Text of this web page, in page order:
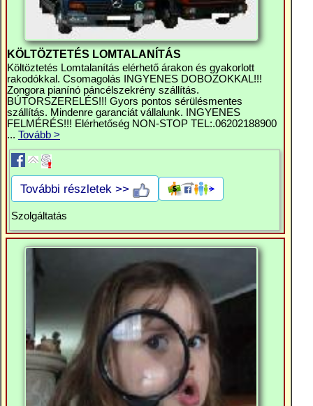
KÖLTÖZTETÉS LOMTALANÍTÁS
Költöztetés Lomtalanítás elérhető árakon és gyakorlott
rakodókkal. Csomagolás INGYENES DOBOZOKKAL!!!
Zongora pianínó páncélszekrény szállítás.
BÚTORSZERELÉS!!! Gyors pontos sérülésmentes
szállítás. Mindenre garanciát vállalunk. INGYENES
FELMÉRÉS!!! Elérhetőség NON-STOP TEL:.06202188900
... Tovább >
További részletek >>
Szolgáltatás